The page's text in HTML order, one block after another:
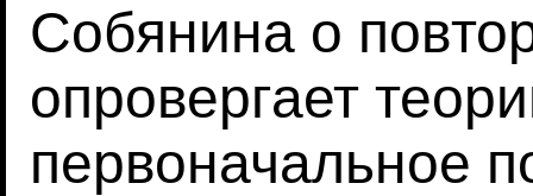
Собянина о
опровергает
первоначальное